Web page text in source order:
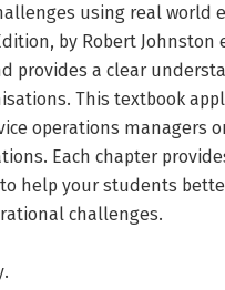
using real world
by Robert
provides a clear
This textbook
operations managers
Each chapter
help your students
challenges.